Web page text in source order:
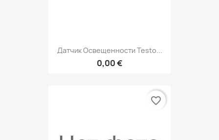
Датчик Освещенности Testo...
0,00 €
favorite_border